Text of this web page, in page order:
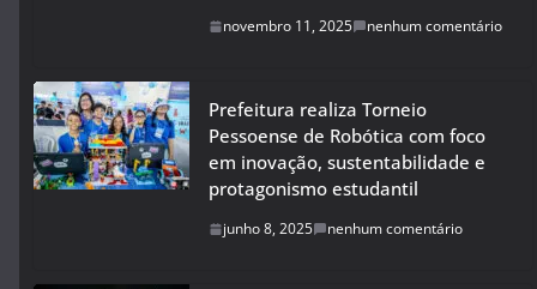
novembro 11, 2025 nenhum comentário
Prefeitura realiza Torneio
Pessoense de Robótica com foco
em inovação, sustentabilidade e
protagonismo estudantil
junho 8, 2025 nenhum comentário